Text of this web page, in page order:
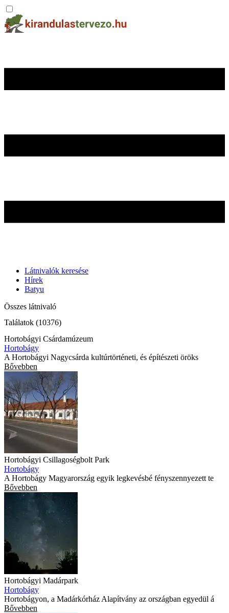
Látnivalók keresése
Hírek
Batyu
Összes látnivaló
Találatok (10376)
Hortobágyi Csárdamúzeum
Hortobágy
A Hortobágyi Nagycsárda kultúrtörténeti, és építészeti öröks
Bővebben
Hortobágyi Csillagoségbolt Park
Hortobágy
A Hortobágy Magyarország egyik legkevésbé fényszennyezett te
Bővebben
Hortobágyi Madárpark
Hortobágy
Hortobágyon, a Madárkórház Alapítvány az országban egyedül á
Bővebben